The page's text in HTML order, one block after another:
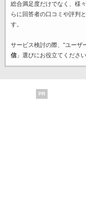
総合満足度だけでなく、様
らに回答者の口コミや評判
す。
サービス検討の際、“ユーザ
信」選びにお役立てください
PR